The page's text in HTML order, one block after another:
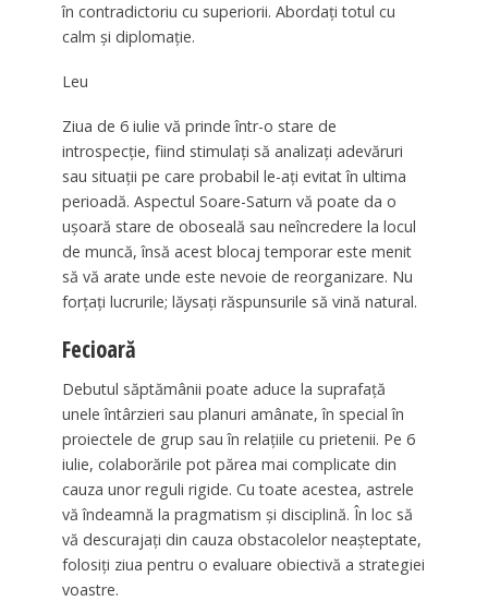
în contradictoriu cu superiorii. Abordați totul cu
calm și diplomație.
Leu
Ziua de 6 iulie vă prinde într-o stare de
introspecție, fiind stimulați să analizați adevăruri
sau situații pe care probabil le-ați evitat în ultima
perioadă. Aspectul Soare-Saturn vă poate da o
ușoară stare de oboseală sau neîncredere la locul
de muncă, însă acest blocaj temporar este menit
să vă arate unde este nevoie de reorganizare. Nu
forțați lucrurile; lăysați răspunsurile să vină natural.
Fecioară
Debutul săptămânii poate aduce la suprafață
unele întârzieri sau planuri amânate, în special în
proiectele de grup sau în relațiile cu prietenii. Pe 6
iulie, colaborările pot părea mai complicate din
cauza unor reguli rigide. Cu toate acestea, astrele
vă îndeamnă la pragmatism și disciplină. În loc să
vă descurajați din cauza obstacolelor neașteptate,
folosiți ziua pentru o evaluare obiectivă a strategiei
voastre.